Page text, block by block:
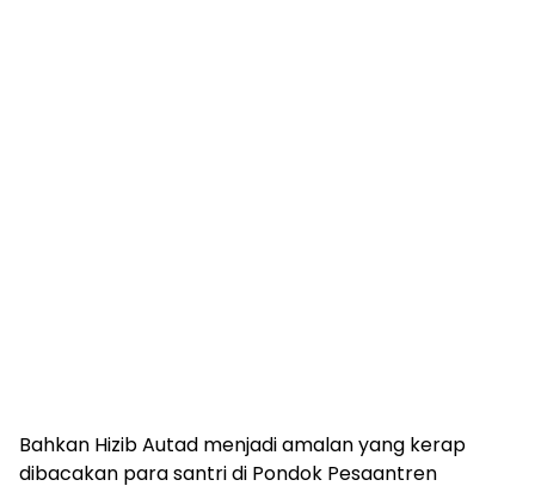
Bahkan Hizib Autad menjadi amalan yang kerap
dibacakan para santri di Pondok Pesaantren